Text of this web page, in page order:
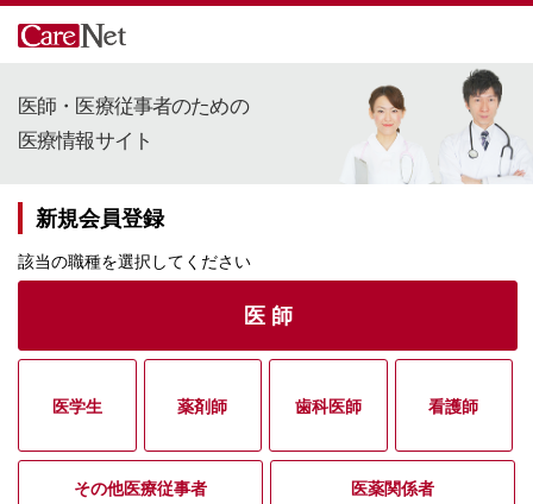
医師・医療従事者のための
医療情報サイト
新規会員登録
該当の職種を選択してください
医 師
医学生 薬剤師 歯科医師 看護師
その他医療従事者 医薬関係者